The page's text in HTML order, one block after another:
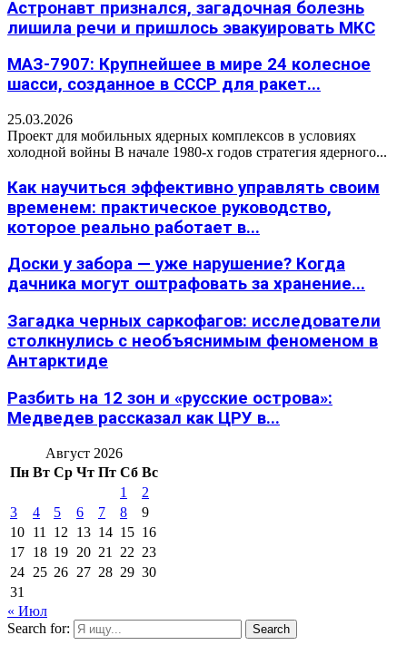
Астронавт признался, загадочная болезнь
лишила речи и пришлось эвакуировать МКС
МАЗ-7907: Крупнейшее в мире 24 колесное
шасси, созданное в СССР для ракет...
25.03.2026
Проект для мобильных ядерных комплексов в условиях
холодной войны В начале 1980-х годов стратегия ядерного...
Как научиться эффективно управлять своим
временем: практическое руководство,
которое реально работает в...
Доски у забора — уже нарушение? Когда
дачника могут оштрафовать за хранение...
Загадка черных саркофагов: исследователи
столкнулись с необъяснимым феноменом в
Антарктиде
Разбить на 12 зон и «русские острова»:
Медведев рассказал как ЦРУ в...
Август 2026
Пн Вт Ср Чт Пт Сб Вс
1
2
3
4 5 6 7 8
9
10 11 12 13 14 15 16
17 18 19 20 21 22 23
24 25 26 27 28 29 30
31
« Июл
Search for:
Search